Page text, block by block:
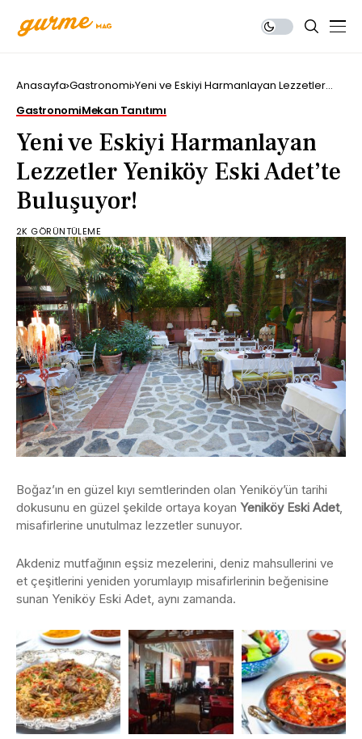
Anasayfa Gastronomi Yeni ve Eskiyi Harmanlayan Lezzetler
GastronomiMekan Tanıtımı
Yeni ve Eskiyi Harmanlayan
Lezzetler Yeniköy Eski Adet’te
Buluşuyor!
2K GÖRÜNTÜLEME
Boğaz’ın en güzel kıyı semtlerinden olan Yeniköy’ün tarihi
dokusunu en güzel şekilde ortaya koyan Yeniköy Eski Adet,
misafirlerine unutulmaz lezzetler sunuyor.
Akdeniz mutfağının eşsiz mezelerini, deniz mahsullerini ve
et çeşitlerini yeniden yorumlayıp misafirlerinin beğenisine
sunan Yeniköy Eski Adet, aynı zamanda.